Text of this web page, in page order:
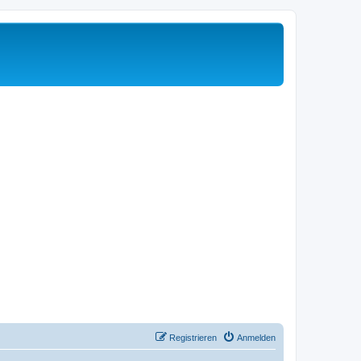
Anmelden
Registrieren